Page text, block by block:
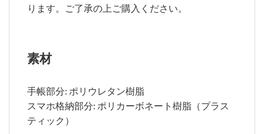
ります。ご了承の上ご購入ください。
素材
手帳部分: ポリウレタン樹脂
スマホ格納部分: ポリカーボネート樹脂（プラス
ティック）